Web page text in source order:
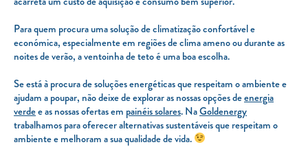
Para quem procura uma solução de climatização confortável e
económica, especialmente em regiões de clima ameno ou durante as
noites de verão, a ventoinha de teto é uma boa escolha.
Se está à procura de soluções energéticas que respeitam o ambiente e
ajudam a poupar, não deixe de explorar as nossas opções deenergia
verdee as nossas ofertas em painéis solares. NaGoldenergy
trabalhamos para oferecer alternativas sustentáveis que respeitam o
ambiente e melhoram a sua qualidade de vida.